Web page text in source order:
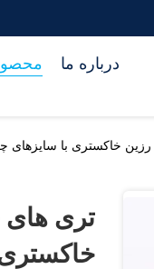
درباره ما
خاکستری با سایزهای
تری های
خاکستری